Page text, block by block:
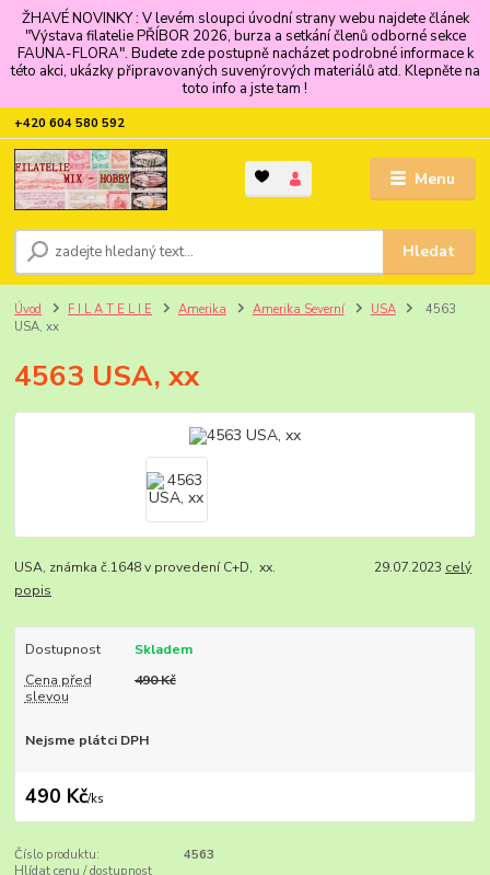
ŽHAVÉ NOVINKY : V levém sloupci úvodní strany webu najdete článek
"Výstava filatelie PŘÍBOR 2026, burza a setkání členů odborné sekce
FAUNA-FLORA". Budete zde postupně nacházet podrobné informace k
této akci, ukázky připravovaných suvenýrových materiálů atd. Klepněte na
toto info a jste tam !
Menu
Hledat
+420 604 580 592
Úvod F I L A T E L I E Amerika Amerika Severní USA
4563
USA, xx
4563 USA, xx
USA, známka č.1648 v provedení C+D, xx. 29.07.2023 celý
popis
Dostupnost
Skladem
Cena před
slevou
490 Kč
Nejsme plátci DPH
490 Kč/ks
Číslo produktu:
4563
Hlídat cenu / dostupnost